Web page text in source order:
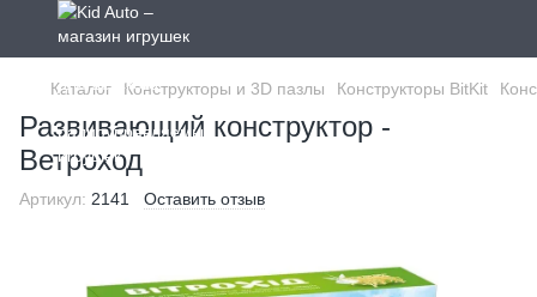
Каталог Конструкторы и 3D пазлы Конструкторы BitKit
Развивающий конструктор -
Ветроход
Артикул: 2141 Оставить отзыв